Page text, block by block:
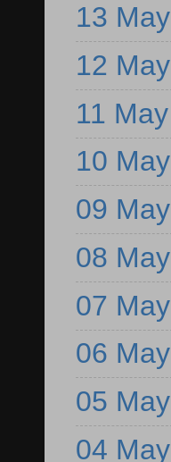
13 May
12 May
11 May
10 May
09 May
08 May
07 May
06 May
05 May
04 May